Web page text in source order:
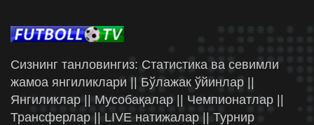
Сизнинг танловингиз: Статистика ва севимли
жамоа янгиликлари || Бўлажак ўйинлар ||
Янгиликлар || Мусобақалар || Чемпионатлар ||
Трансферлар || LIVE натижалар || Турнир